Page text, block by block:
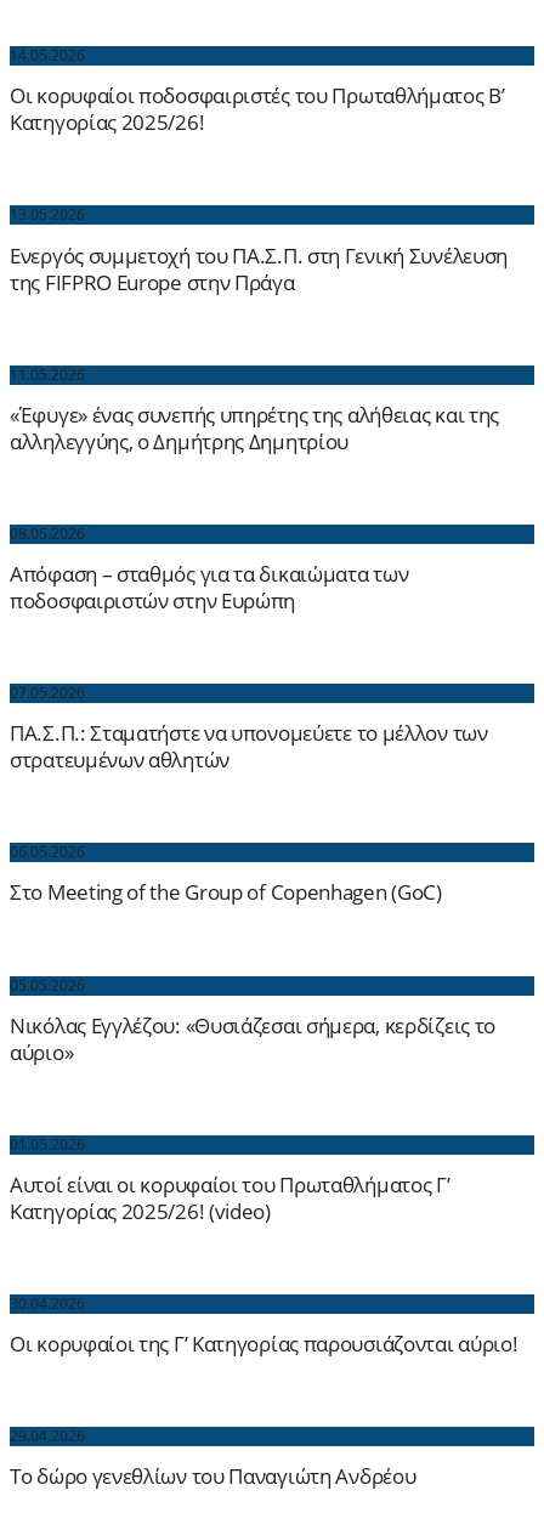
14.05.2026
Οι κορυφαίοι ποδοσφαιριστές του Πρωταθλήματος Β’
Κατηγορίας 2025/26!
13.05.2026
Ενεργός συμμετοχή του ΠΑ.Σ.Π. στη Γενική Συνέλευση
της FIFPRO Europe στην Πράγα
11.05.2026
«Έφυγε» ένας συνεπής υπηρέτης της αλήθειας και της
αλληλεγγύης, ο Δημήτρης Δημητρίου
08.05.2026
Απόφαση – σταθμός για τα δικαιώματα των
ποδοσφαιριστών στην Ευρώπη
07.05.2026
ΠΑ.Σ.Π.: Σταματήστε να υπονομεύετε το μέλλον των
στρατευμένων αθλητών
06.05.2026
Στο Meeting of the Group of Copenhagen (GoC)
05.05.2026
Νικόλας Εγγλέζου: «Θυσιάζεσαι σήμερα, κερδίζεις το
αύριο»
01.05.2026
Αυτοί είναι οι κορυφαίοι του Πρωταθλήματος Γ’
Κατηγορίας 2025/26! (video)
30.04.2026
Οι κορυφαίοι της Γ’ Κατηγορίας παρουσιάζονται αύριο!
29.04.2026
Το δώρο γενεθλίων του Παναγιώτη Ανδρέου